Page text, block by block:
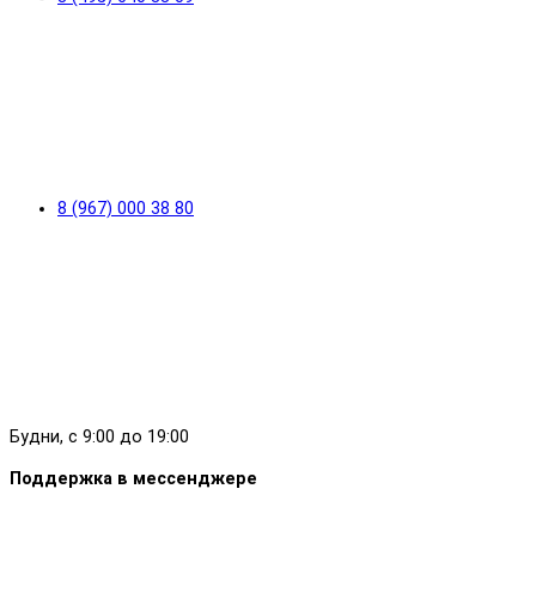
8 (967) 000 38 80
Будни, с 9:00 до 19:00
Поддержка в мессенджере